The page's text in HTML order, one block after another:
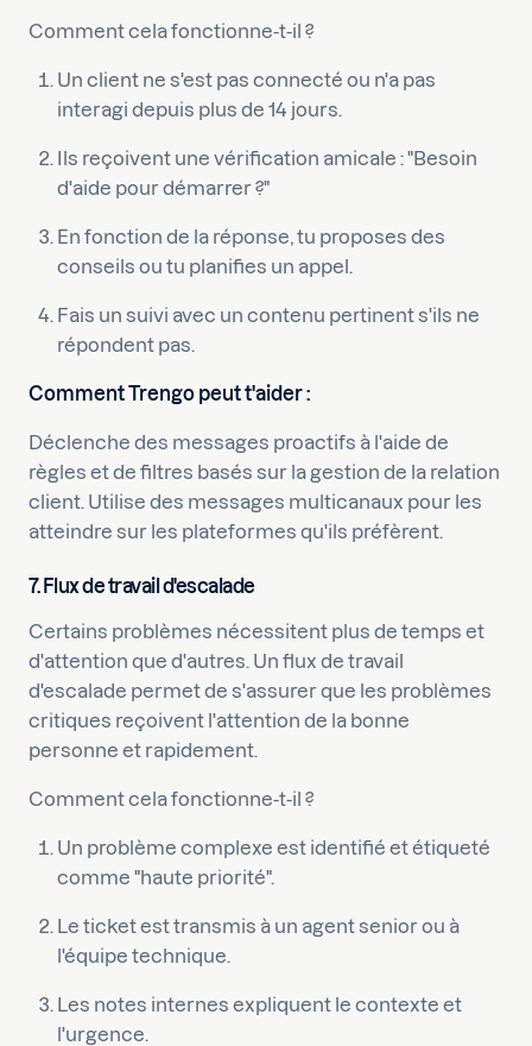
Comment cela fonctionne-t-il ?
Un client ne s'est pas connecté ou n'a pas
interagi depuis plus de 14 jours.
Ils reçoivent une vérification amicale : "Besoin
d'aide pour démarrer ?"
En fonction de la réponse, tu proposes des
conseils ou tu planifies un appel.
Fais un suivi avec un contenu pertinent s'ils ne
répondent pas.
Comment Trengo peut t'aider :
Déclenche des messages proactifs à l'aide de
règles et de filtres basés sur la gestion de la relation
client. Utilise des messages multicanaux pour les
atteindre sur les plateformes qu'ils préfèrent.
7. Flux de travail d'escalade
Certains problèmes nécessitent plus de temps et
d'attention que d'autres. Un flux de travail
d'escalade permet de s'assurer que les problèmes
critiques reçoivent l'attention de la bonne
personne et rapidement.
Comment cela fonctionne-t-il ?
Un problème complexe est identifié et étiqueté
comme "haute priorité".
Le ticket est transmis à un agent senior ou à
l'équipe technique.
Les notes internes expliquent le contexte et
l'urgence.